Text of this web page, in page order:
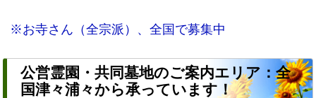
※お寺さん（全宗派）、全国で募集中
公営霊園・共同墓地のご案内エリア：全
国津々浦々から承っています！